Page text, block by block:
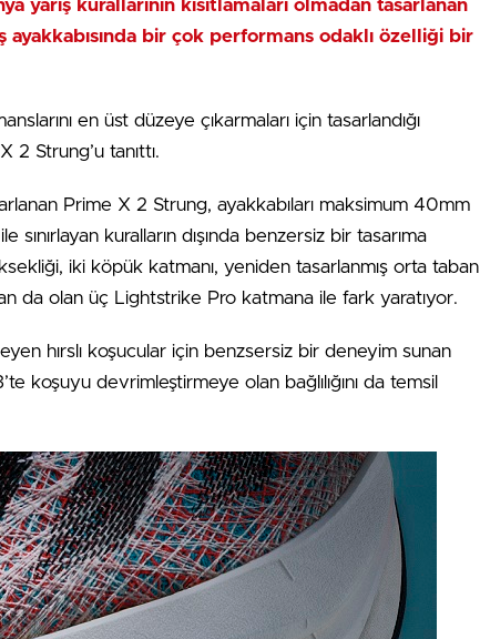
kurallarının kısıtlamaları olmadan tasarlanan
bir çok performans odaklı özelliği bir
en üst düzeye çıkarmaları için tasarlandığı
Strung’u tanıttı.
Prime X 2 Strung, ayakkabıları maksimum 40mm
kuralların dışında benzersiz bir tasarıma
iki köpük katmanı, yeniden tasarlanmış orta taban
da olan üç Lightstrike Pro katmana ile fark yaratıyor.
hırslı koşucular için benzsersiz bir deneyim sunan
koşuyu devrimleştirmeye olan bağlılığını da temsil